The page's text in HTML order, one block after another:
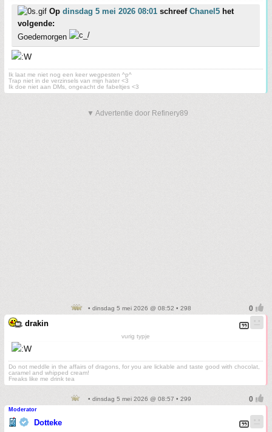
Op dinsdag 5 mei 2026 08:01 schreef Chanel5 het
volgende:
Goedemorgen
Ik laat me niet nog een keer wegpesten ^p^
Trap niet in de verzinsels van mijn hater <3
Ik doe niet aan DMs, ongeacht de fabeltjes <3
▼ Advertentie door Refinery89
• dinsdag 5 mei 2026 @ 08:52 • 298
drakin
vurig typje
Do not meddle in the affairs of dragons, for you are lickable and taste good with chocolat,
caramel and whipped cream!
Freaks like me drink tea
• dinsdag 5 mei 2026 @ 08:57 • 299
Moderator
Dotteke